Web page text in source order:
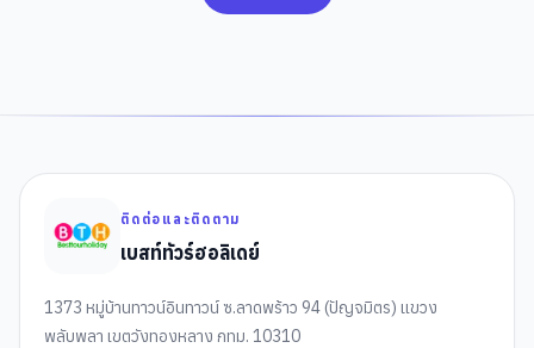
ติดต่อและติดตาม
เบสท์ทัวร์ฮอลิเดย์
1373 หมู่บ้านทาวน์อินทาวน์ ซ.ลาดพร้าว 94 (ปัญจมิตร) แขวง
พลับพลา เขตวังทองหลาง กทม. 10310